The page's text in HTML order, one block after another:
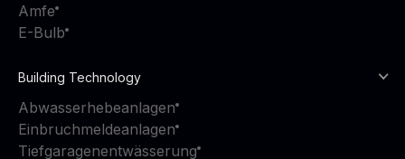
Amfe
E-Bulb
Building Technology
Abwasserhebeanlagen
Einbruchmeldeanlagen
Tiefgaragenentwässerung